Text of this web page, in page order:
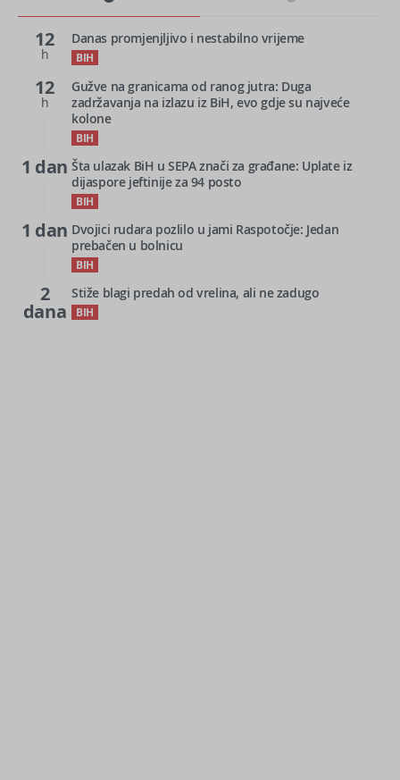
12
h
Danas promjenjljivo i nestabilno vrijeme
BIH
12
h
Gužve na granicama od ranog jutra: Duga
zadržavanja na izlazu iz BiH, evo gdje su najveće
kolone
BIH
1 dan Šta ulazak BiH u SEPA znači za građane: Uplate iz
dijaspore jeftinije za 94 posto
BIH
1 dan Dvojici rudara pozlilo u jami Raspotočje: Jedan
prebačen u bolnicu
BIH
2
dana
Stiže blagi predah od vrelina, ali ne zadugo
BIH